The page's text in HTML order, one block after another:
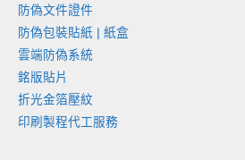
防偽文件證件
防偽包裝貼紙 | 紙盒
雲端防偽系統
銘版貼片
折光金箔壓紋
印刷製程代工服務